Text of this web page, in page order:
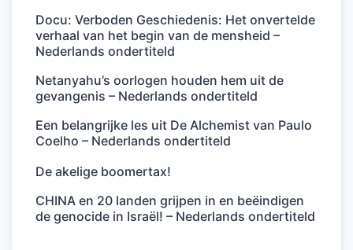
Docu: Verboden Geschiedenis: Het onvertelde
verhaal van het begin van de mensheid –
Nederlands ondertiteld
Netanyahu’s oorlogen houden hem uit de
gevangenis – Nederlands ondertiteld
Een belangrijke les uit De Alchemist van Paulo
Coelho – Nederlands ondertiteld
De akelige boomertax!
CHINA en 20 landen grijpen in en beëindigen
de genocide in Israël! – Nederlands ondertiteld